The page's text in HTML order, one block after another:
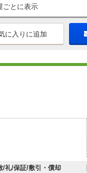
ごとに表示
に入りに追加
/礼/保証/敷引・償却